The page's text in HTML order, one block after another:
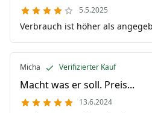
5.5.2025
Verbrauch ist höher als
Micha Verifizierter Kauf
Macht was er soll. Preis...
13.6.2024